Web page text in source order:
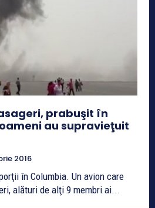
prabuşit în
au supravieţuit
2016
în Columbia. Un avion care
alături de alţi 9 membri ai...